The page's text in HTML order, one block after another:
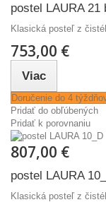
postel LAURA 21
Klasická posteľ z
753,00 €
Viac
Doručenie do 4
Pridať do obľúbených
Pridať k porovnaniu
807,00 €
postel LAURA
Klasická posteľ z